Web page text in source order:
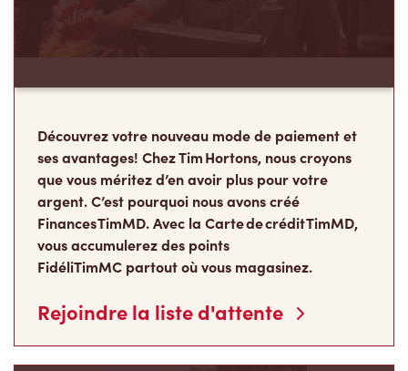
Découvrez votre nouveau mode de paiement et
ses avantages! Chez Tim Hortons, nous croyons
que vous méritez d’en avoir plus pour votre
argent. C’est pourquoi nous avons créé
Finances TimMD. Avec la Carte de crédit TimMD,
vous accumulerez des points
FidéliTimMC partout où vous magasinez.
Rejoindre la liste d'attente